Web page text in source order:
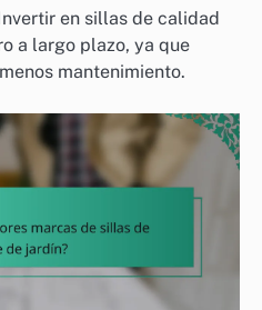
en sillas de calidad
a largo plazo, ya que
mantenimiento.